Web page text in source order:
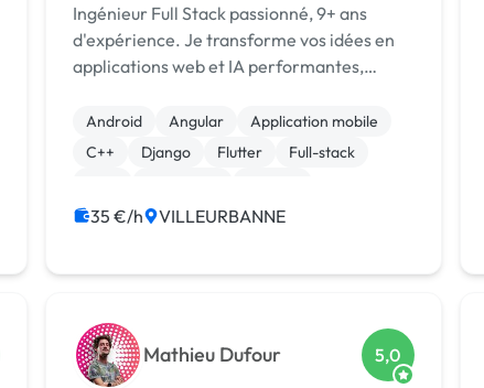
Ingénieur Full Stack passionné, 9+ ans
d'expérience. Je transforme vos idées en
applications web et IA performantes,
l'architecture au déploiement.
Android Angular
Application mobile
C++
Django Flutter
Full-stack
35 €/h VILLEURBANNE
Mathieu Dufour 5,0